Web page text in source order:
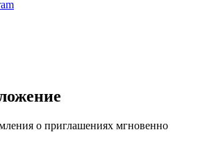
о приглашениях мгновенно